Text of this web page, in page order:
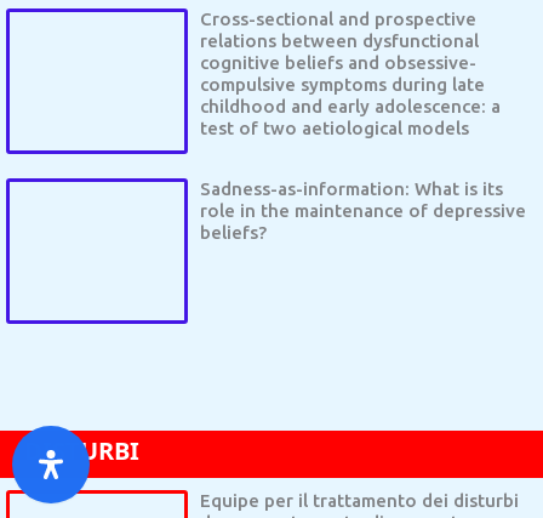
Cross-sectional and prospective
relations between dysfunctional
cognitive beliefs and obsessive-
compulsive symptoms during late
childhood and early adolescence: a
test of two aetiological models
Sadness-as-information: What is its
role in the maintenance of depressive
beliefs?
DISTURBI
Equipe per il trattamento dei disturbi